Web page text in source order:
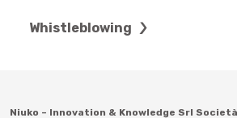
Whistleblowing
Niuko – Innovation & Knowledge Srl